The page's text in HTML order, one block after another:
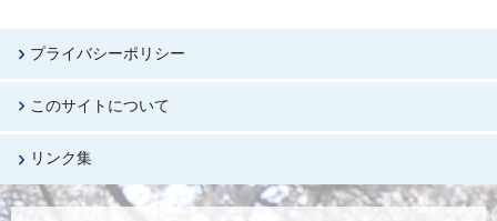
プライバシーポリシー
このサイトについて
リンク集